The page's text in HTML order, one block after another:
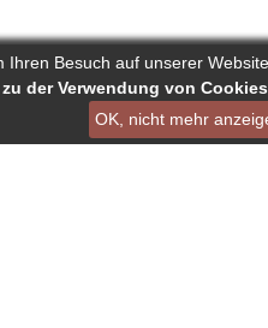
Ihren Besuch auf unserer
der Verwendung von
OK, nicht mehr